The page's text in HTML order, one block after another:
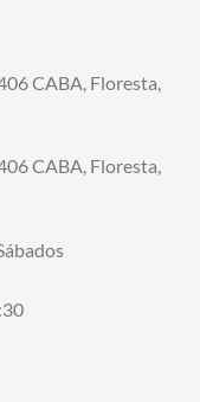
CABA, Floresta,
CABA, Floresta,